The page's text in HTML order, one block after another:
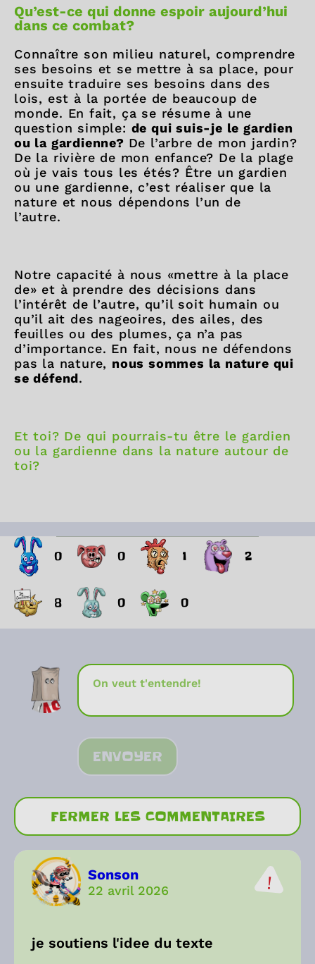
Qu’est-ce qui donne espoir aujourd’hui
dans ce combat?
Connaître son milieu naturel, comprendre
ses besoins et se mettre à sa place, pour
ensuite traduire ses besoins dans des
lois, est à la portée de beaucoup de
monde. En fait, ça se résume à une
question simple: de qui suis-je le gardien
ou la gardienne? De l’arbre de mon jardin?
De la rivière de mon enfance? De la plage
où je vais tous les étés? Être un gardien
ou une gardienne, c’est réaliser que la
nature et nous dépendons l’un de
l’autre.
Notre capacité à nous «mettre à la place
de» et à prendre des décisions dans
l’intérêt de l’autre, qu’il soit humain ou
qu’il ait des nageoires, des ailes, des
feuilles ou des plumes, ça n’a pas
d’importance. En fait, nous ne défendons
pas la nature, nous sommes la nature qui
se défend.
Et toi? De qui pourrais-tu être le gardien
ou la gardienne dans la nature autour de
toi?
0 0 1 2
8 0 0
ENVOYER
FERMER LES COMMENTAIRES
Sonson
22 avril 2026
je soutiens l'idee du texte